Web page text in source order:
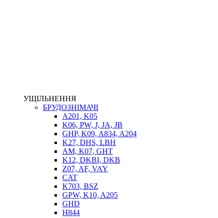
ВТУЛКИ
УЩІЛЬНЕННЯ
БРУДОЗНІМАЧІ
A201, K05
K06, PW, J, JA, JB
GHP, K09, A834, A204
K27, DHS, LBH
AM, K07, GHT
K12, DKBI, DKB
Z07, AF, VAY
CAT
K703, BSZ
GPW, K10, A205
GHD
H844